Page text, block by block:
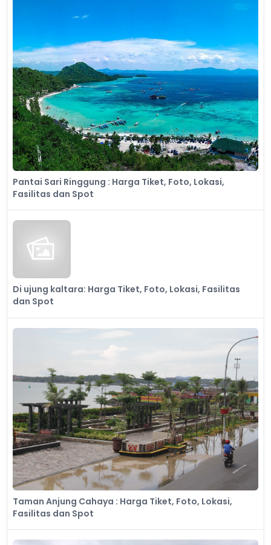
Pantai Sari Ringgung : Harga Tiket, Foto, Lokasi,
Fasilitas dan Spot
Di ujung kaltara: Harga Tiket, Foto, Lokasi, Fasilitas
dan Spot
Taman Anjung Cahaya : Harga Tiket, Foto, Lokasi,
Fasilitas dan Spot